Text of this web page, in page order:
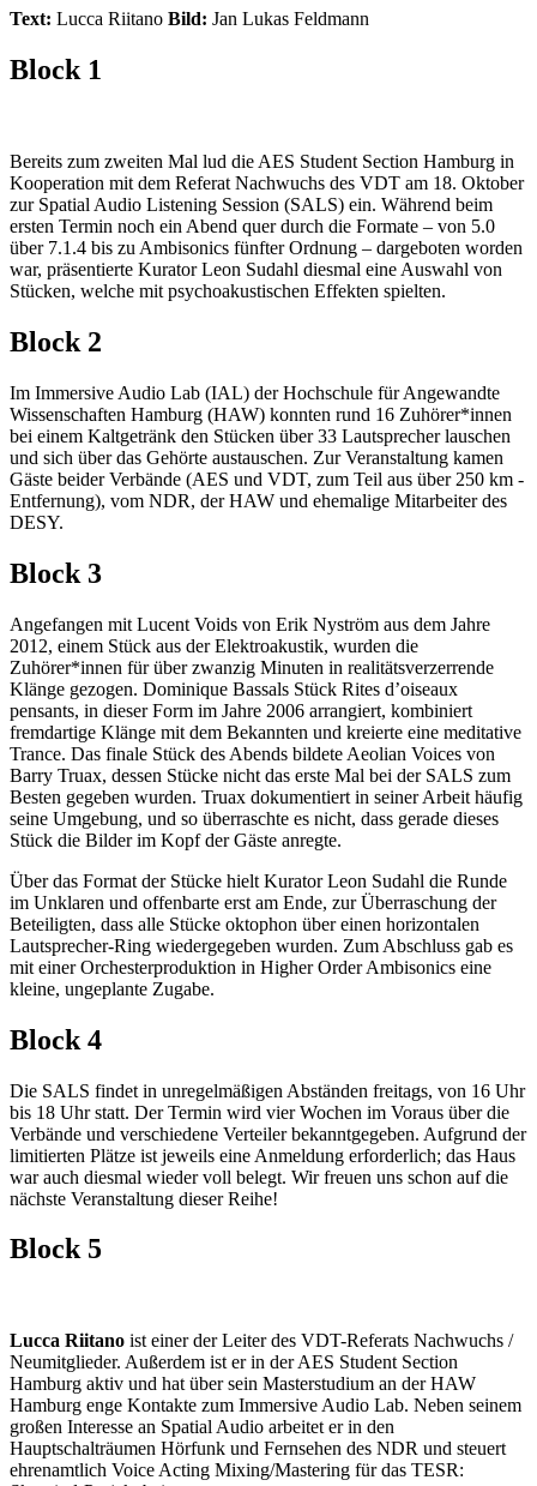
Text: Lucca Riitano Bild: Jan Lukas Feldmann
Block 1
Bereits zum zweiten Mal lud die AES Student Section Hamburg in
Kooperation mit dem Referat Nachwuchs des VDT am 18. Oktober
zur Spatial Audio Listening Session (SALS) ein. Während beim
ersten Termin noch ein Abend quer durch die Formate – von 5.0
über 7.1.4 bis zu Ambisonics fünfter Ordnung – dargeboten worden
war, präsentierte Kurator Leon Sudahl diesmal eine Auswahl von
Stücken, welche mit psychoakustischen Effekten spielten.
Block 2
Im Immersive Audio Lab (IAL) der Hochschule für Angewandte
Wissenschaften Hamburg (HAW) konnten rund 16 Zuhörer*innen
bei einem Kaltgetränk den Stücken über 33 Lautsprecher lauschen
und sich über das Gehörte austauschen. Zur Veranstaltung kamen
Gäste beider Verbände (AES und VDT, zum Teil aus über 250 km ­
Entfernung), vom NDR, der HAW und ehemalige Mitarbeiter des
DESY.
Block 3
Angefangen mit Lucent Voids von Erik Nyström aus dem Jahre
2012, einem Stück aus der Elektroakustik, wurden die
Zuhörer*innen für über zwanzig Minuten in realitätsverzerrende
Klänge gezogen. Dominique Bassals Stück Rites d’oiseaux
pensants, in dieser Form im Jahre 2006 arrangiert, kombiniert
fremdartige Klänge mit dem Bekannten und kreierte eine meditative
Trance. Das finale Stück des Abends bildete Aeolian Voices von
Barry Truax, dessen Stücke nicht das erste Mal bei der SALS zum
Besten gegeben wurden. Truax dokumentiert in seiner Arbeit häufig
seine Umgebung, und so überraschte es nicht, dass gerade dieses
Stück die Bilder im Kopf der Gäste anregte.
Über das Format der Stücke hielt Kurator Leon Sudahl die Runde
im Unklaren und offenbarte erst am Ende, zur Überraschung der
Beteiligten, dass alle Stücke oktophon über einen horizontalen
Lautsprecher-Ring wiedergegeben wurden. Zum Abschluss gab es
mit einer Orchesterproduktion in Higher Order Ambisonics eine
kleine, ungeplante Zugabe.
Block 4
Die SALS findet in unregelmäßigen Abständen freitags, von 16 Uhr
bis 18 Uhr statt. Der Termin wird vier Wochen im Voraus über die
Verbände und verschiedene Verteiler bekanntgegeben. Aufgrund der
limitierten Plätze ist jeweils eine Anmeldung erforderlich; das Haus
war auch diesmal wieder voll belegt. Wir freuen uns schon auf die
nächste Veranstaltung dieser Reihe!
Block 5
Lucca Riitano ist einer der Leiter des VDT-Referats Nachwuchs /
Neumitglieder. Außerdem ist er in der AES Student Section
Hamburg aktiv und hat über sein Masterstudium an der HAW
Hamburg enge Kontakte zum Immersive Audio Lab. Neben seinem
großen Interesse an Spatial Audio arbeitet er in den
Hauptschalträumen Hörfunk und Fernsehen des NDR und steuert
ehrenamtlich Voice Acting Mixing/Mastering für das TESR: